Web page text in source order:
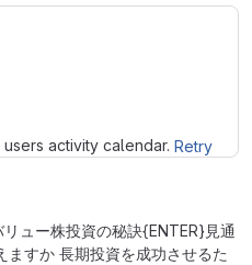
activity calendar. Retry
ュー株投資の秘訣{ENTER}見通
ますか 長期投資を成功させるた